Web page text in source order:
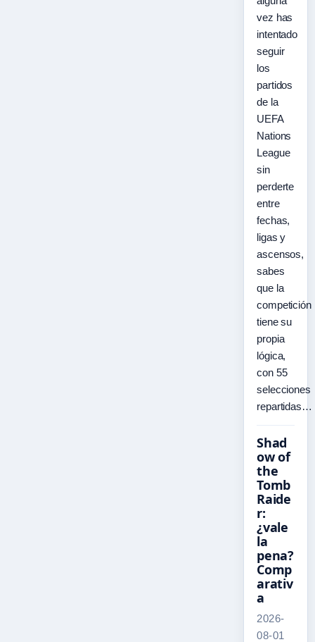
vez has
intentado
seguir
los
partidos
de la
UEFA
Nations
League
sin
perderte
entre
fechas,
ligas y
ascensos,
sabes
que la
competición
tiene su
propia
lógica,
con 55
selecciones
repartidas…
Shad
ow of
the
Tomb
Raide
r:
¿vale
la
pena?
Comp
arativ
a
2026-
08-01